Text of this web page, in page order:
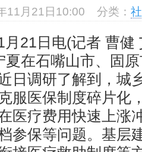
11月21日10:00 分类：
月21日电(记者 曹健
在石嘴山市、固
日调研了解到，城
服医保制度碎片化
医疗费用快速上涨
参保等问题。基层